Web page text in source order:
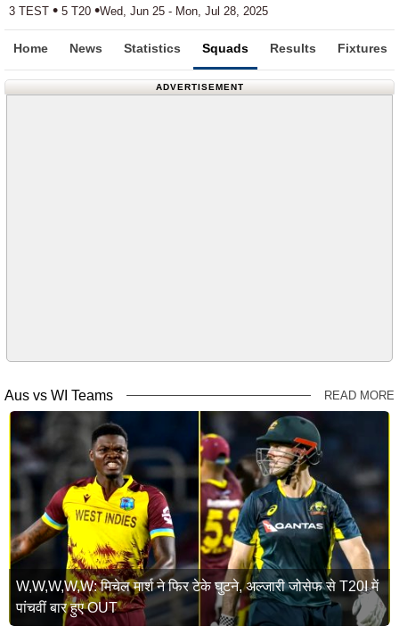
3 TEST • 5 T20 •Wed, Jun 25 - Mon, Jul 28, 2025
Home News Statistics Squads Results Fixtures
ADVERTISEMENT
Aus vs WI Teams READ MORE
W,W,W,W,W: मिचेल मार्श ने फिर टेके घुटने, अल्जारी जोसेफ से T20I में
पांचवीं बार हुए OUT